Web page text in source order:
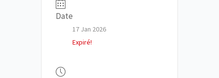
Date
17 Jan 2026
Expiré!